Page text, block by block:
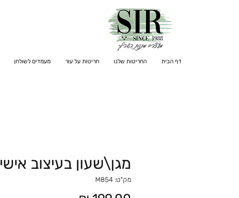
דף הבית החריטות שלנו חריטות על עור מעמדים לשולחן
מגן\שעון בעיצוב אישי
מק"ט: M854